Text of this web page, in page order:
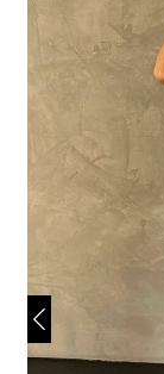
VESTIDOS DE
OTROS